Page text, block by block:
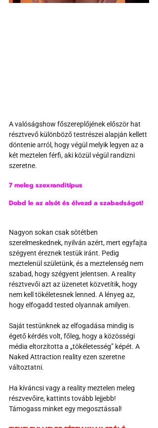
A valóságshow főszereplőjének először hat
résztvevő különböző testrészei alapján kellett
döntenie arról, hogy végül melyik legyen az a
két meztelen férfi, aki közül végül randizni
szeretne.
7 meleg szexranditípus
Dobd le az alsót és élvezd a szabadságot!
Nagyon sokan csak sötétben
szerelmeskednek, nyilván azért, mert egyfajta
szégyent éreznek testük iránt. Pedig
meztelenül születünk, és a meztelenség nem
szabad, hogy szégyent jelentsen. A reality
résztvevői azt az üzenetet közvetítik, hogy
nem kell tökéletesnek lenned. A lényeg az,
hogy elfogadd tested olyannak amilyen.
Saját testünknek az elfogadása mindig is
égető kérdés volt, főleg, hogy a közösségi
média eltorzította a „tökéletesség” képét. A
Naked Attraction reality ezen szeretne
változtatni.
Ha kíváncsi vagy a reality meztelen meleg
részvevőire, kattints tovább lejjebb!
Támogass minket egy megosztással!